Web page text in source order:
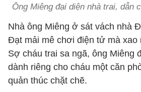
Ông Miêng đại diện nhà trai, dẫn
Nhà ông Miêng ở sát vách nhà
Đạt mải mê chơi điện tử mà xao
Sợ cháu trai sa ngã, ông Miêng
dành riêng cho cháu một căn
quản thúc chặt chẽ.